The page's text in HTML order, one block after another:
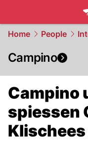
Home People
Campino
Campino
spiessen